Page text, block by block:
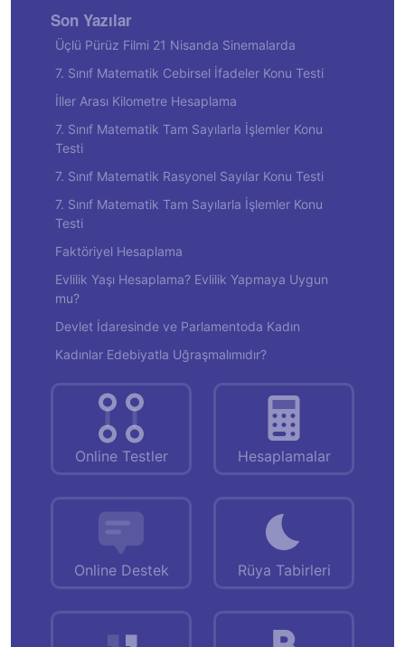
Son Yazılar
Üçlü Pürüz Filmi 21 Nisanda Sinemalarda
7. Sınıf Matematik Cebirsel İfadeler Konu Testi
İller Arası Kilometre Hesaplama
7. Sınıf Matematik Tam Sayılarla İşlemler Konu
Testi
7. Sınıf Matematik Rasyonel Sayılar Konu Testi
7. Sınıf Matematik Tam Sayılarla İşlemler Konu
Testi
Faktöriyel Hesaplama
Evlilik Yaşı Hesaplama? Evlilik Yapmaya Uygun
mu?
Devlet İdaresinde ve Parlamentoda Kadın
Kadınlar Edebiyatla Uğraşmalımıdır?
Online Testler Hesaplamalar
Online Destek Rüya Tabirleri